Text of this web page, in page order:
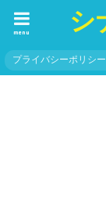
シ
menu
プライバシーポリシー